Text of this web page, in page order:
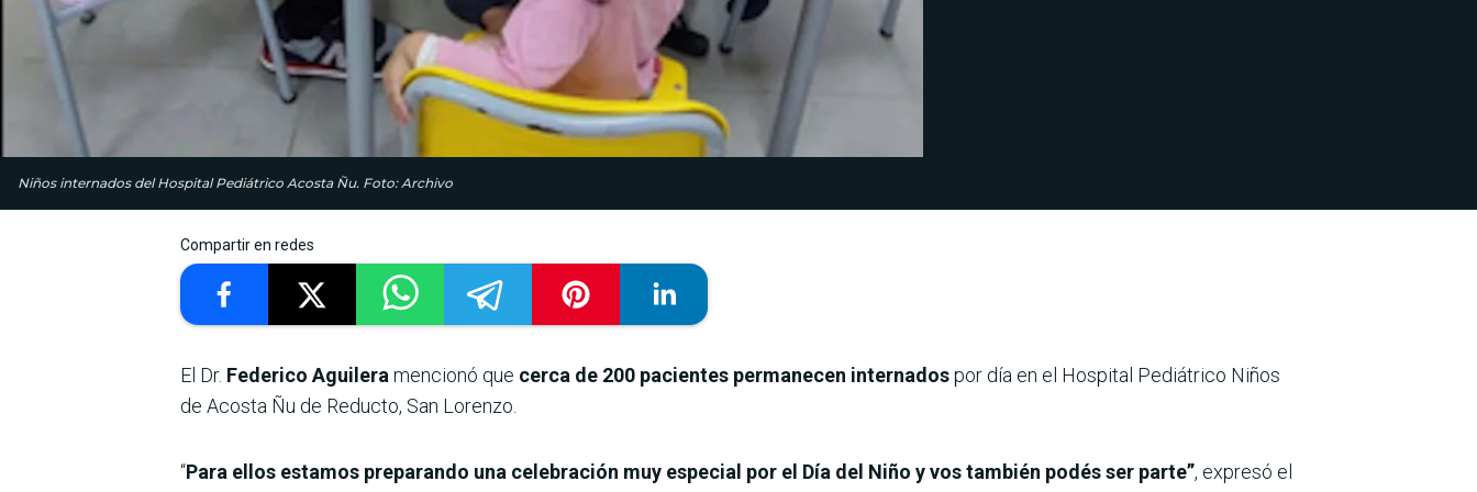
Niños internados del Hospital Pediátrico Acosta Ñu. Foto: Archivo
Compartir en redes
El Dr. Federico Aguilera mencionó que cerca de 200 pacientes permanecen internadospor día en el Hospital Pediátrico Niños
de Acosta Ñu de Reducto, San Lorenzo.
“Para ellos estamos preparando una celebración muy especial por el Día del Niño y vos también podés ser parte”, expresó el